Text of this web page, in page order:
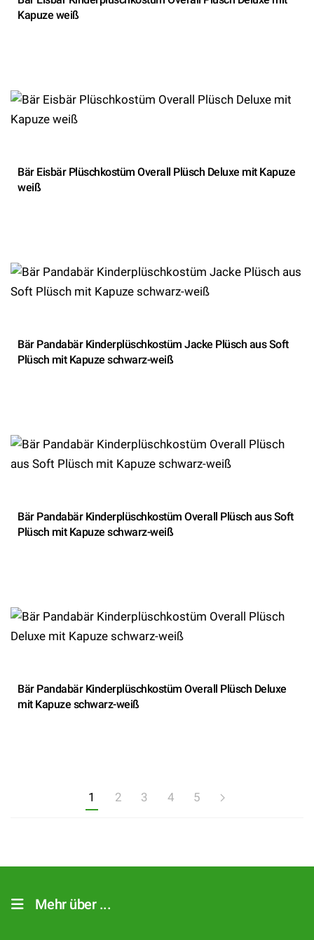
Kapuze weiß
Bär Eisbär Plüschkostüm Overall Plüsch Deluxe mit Kapuze
weiß
Bär Pandabär Kinderplüschkostüm Jacke Plüsch aus Soft
Plüsch mit Kapuze schwarz-weiß
Bär Pandabär Kinderplüschkostüm Overall Plüsch aus Soft
Plüsch mit Kapuze schwarz-weiß
Bär Pandabär Kinderplüschkostüm Overall Plüsch Deluxe
mit Kapuze schwarz-weiß
1 2 3 4 5
Mehr über ...